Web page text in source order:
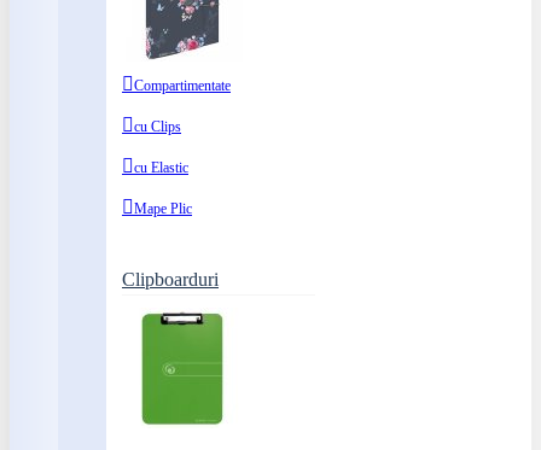
Compartimentate
cu Clips
cu Elastic
Mape Plic
Clipboarduri